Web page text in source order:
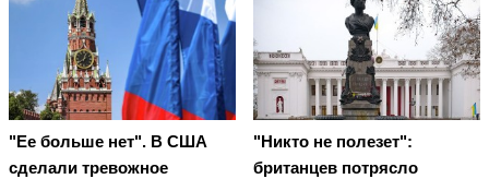
"Ее больше нет". В США
сделали тревожное
"Никто не полезет":
британцев потрясло